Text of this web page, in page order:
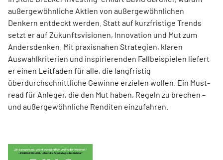
außergewöhnliche Aktien von außer­gewöhnlichen
Denkern entdeckt werden. Statt auf kurzfristige Trends
setzt er auf Zukunftsvisionen, Innovation und Mut zum
Andersdenken. Mit praxisnahen Strategien, klaren
Auswahlkriterien und inspirierenden Fallbeispielen liefert
er einen Leit­faden für alle, die langfristig
überdurchschnittliche Gewinne erzielen wollen. Ein Must-
read für Anleger, die den Mut haben, Regeln zu brechen –
und außergewöhnliche Renditen einzufahren.